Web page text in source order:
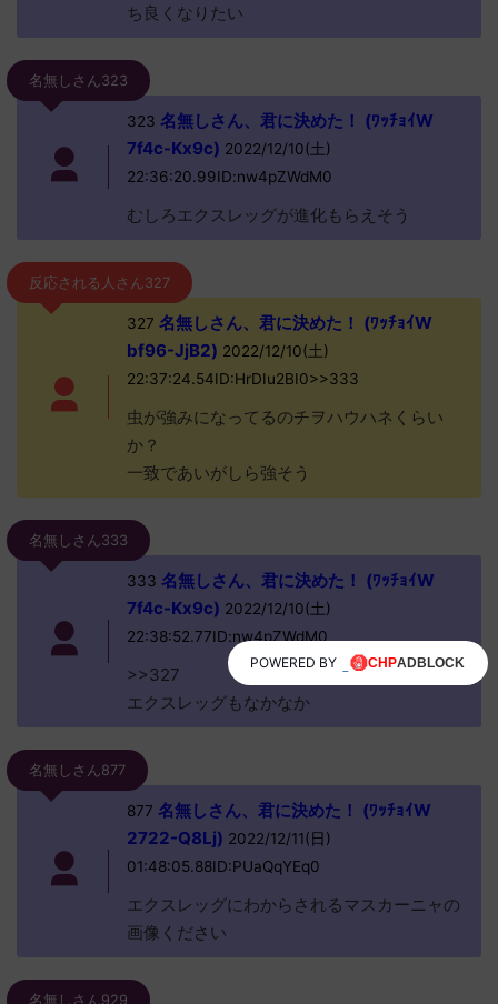
ち良くなりたい
名無しさん323
323 名無しさん、君に決めた！ (ﾜｯﾁｮｲW
7f4c-Kx9c) 2022/12/10(土)
22:36:20.99ID:nw4pZWdM0
むしろエクスレッグが進化もらえそう
反応される人さん327
327 名無しさん、君に決めた！ (ﾜｯﾁｮｲW
bf96-JjB2) 2022/12/10(土)
22:37:24.54ID:HrDIu2BI0>>333
虫が強みになってるのチヲハウハネくらい
か？
一致であいがしら強そう
名無しさん333
333 名無しさん、君に決めた！ (ﾜｯﾁｮｲW
7f4c-Kx9c) 2022/12/10(土)
22:38:52.77ID:nw4pZWdM0
>>327
エクスレッグもなかなか
名無しさん877
877 名無しさん、君に決めた！ (ﾜｯﾁｮｲW
2722-Q8Lj) 2022/12/11(日)
01:48:05.88ID:PUaQqYEq0
エクスレッグにわからされるマスカーニャの
画像ください
名無しさん929
POWERED BY